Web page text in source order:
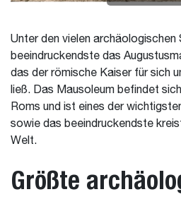
Unter den vielen
beeindruckendste das
das der römische Kaiser für sich
ließ. Das Mausoleum befindet
Roms und ist eines der
sowie das beeindruckendste
Welt.
Größte